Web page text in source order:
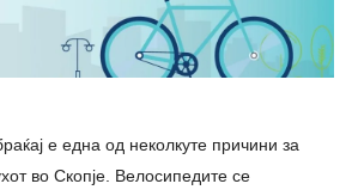
е една од неколкуте причини за
во Скопје. Велосипедите се